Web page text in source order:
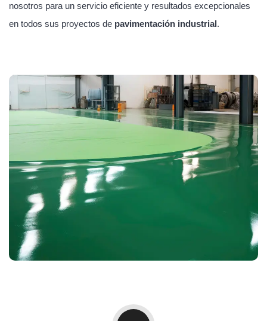
nosotros para un servicio eficiente y resultados excepcionales
en todos sus proyectos de pavimentación industrial.